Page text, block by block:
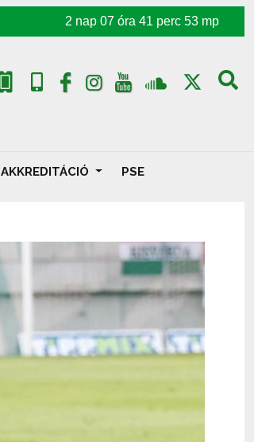
2 nap 07 óra 41 perc 52 mp
AKKREDITÁCIÓ PSE